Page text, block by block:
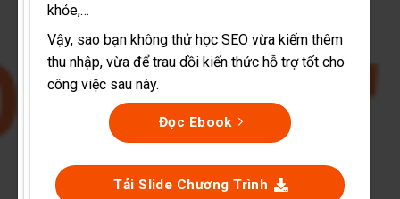
khỏe,…
Vậy, sao bạn không thử học SEO vừa kiếm thêm
thu nhập, vừa để trau dồi kiến thức hỗ trợ tốt cho
công việc sau này.
Đọc Ebook
Tải Slide Chương Trình